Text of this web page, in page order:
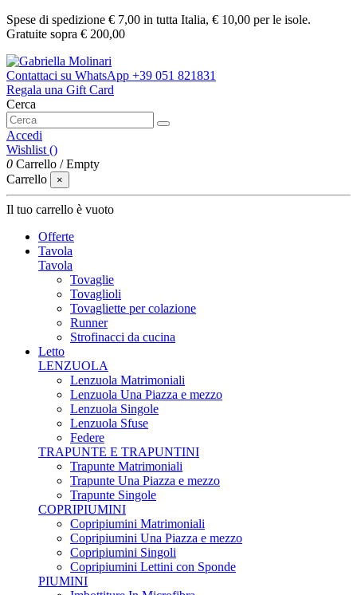
Spese di spedizione € 7,00 in tutta Italia, € 10,00 per le isole.
Gratuite sopra € 200,00
Contattaci su WhatsApp +39 051 821831
Regala una Gift Card
Cerca
Accedi
Wishlist ()
0 Carrello /Empty
Carrello
×
Il tuo carrello è vuoto
Offerte
Tavola
Tavola
Tovaglie
Tovaglioli
Tovagliette per colazione
Runner
Strofinacci da cucina
Letto
LENZUOLA
Lenzuola Matrimoniali
Lenzuola Una Piazza e mezzo
Lenzuola Singole
Lenzuola Sfuse
Federe
TRAPUNTE E TRAPUNTINI
Trapunte Matrimoniali
Trapunte Una Piazza e mezzo
Trapunte Singole
COPRIPIUMINI
Copripiumini Matrimoniali
Copripiumini Una Piazza e mezzo
Copripiumini Singoli
Copripiumini Lettini con Sponde
PIUMINI